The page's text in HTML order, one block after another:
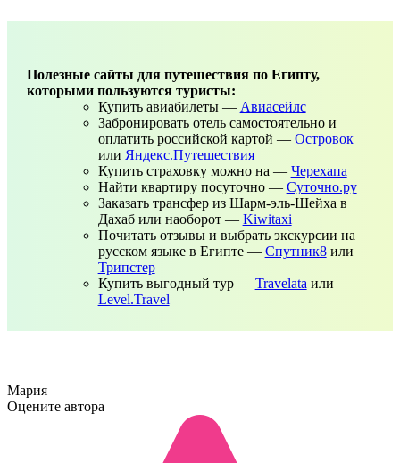
Полезные сайты для путешествия по Египту,
которыми пользуются туристы:
Купить авиабилеты — Авиасейлс
Забронировать отель самостоятельно и
оплатить российской картой — Островок
или Яндекс.Путешествия
Купить страховку можно на — Черехапа
Найти квартиру посуточно — Суточно.ру
Заказать трансфер из Шарм-эль-Шейха в
Дахаб или наоборот — Kiwitaxi
Почитать отзывы и выбрать экскурсии на
русском языке в Египте — Спутник8или
Трипстер
Купить выгодный тур — Travelata или
Level.Travel
Мария
Оцените автора